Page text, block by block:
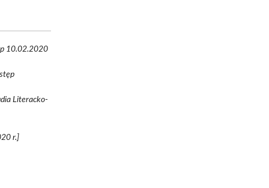
10.02.2020
Literacko-
r.]